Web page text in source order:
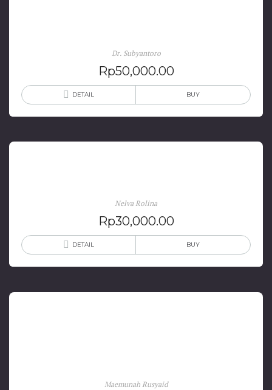
Dr. Subyantoro
Rp50,000.00
DETAIL BUY
Nelva Rolina
Rp30,000.00
DETAIL BUY
Maemunah Rusyaid